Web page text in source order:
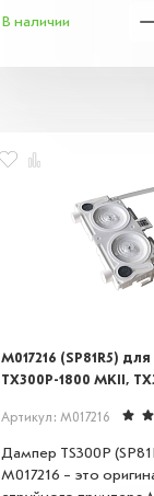
В наличии
M017216 (SP81R5)
TX300P-1800 MKII,
Артикул: M017216
Дампер TS300P
M017216 – это